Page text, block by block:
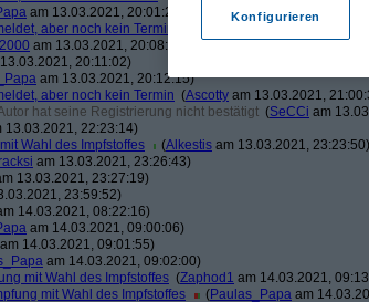
am 13.03.2021, 20:01:29)
aber noch kein Termin
am 13.03.2021, 20:08:50)
20:11:02)
am 13.03.2021, 20:12:15)
aber noch kein Termin (Ascotty am 13.03.2021,
hat seine Registrierung nicht bestätigt (SeCCi am
13.03.2021, 22:23:14)
Wahl des Impfstoffes
(Alkestis am 13.03.2021, 23:23:50)
am 13.03.2021, 23:26:43)
13.03.2021, 23:27:19)
23:59:52)
14.03.2021, 08:22:16)
am 14.03.2021, 09:00:06)
am 14.03.2021, 09:01:55)
am 14.03.2021, 09:02:00)
mit Wahl des Impfstoffes (Zaphod1 am 14.03.2021,
mit Wahl des Impfstoffes
(Paulas_Papa am
Konfigurieren